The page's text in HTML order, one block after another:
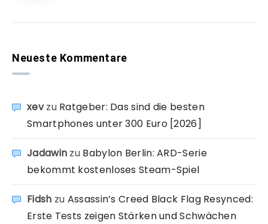
Neueste Kommentare
xevzu Ratgeber: Das sind die besten
Smartphones unter 300 Euro [2026]
Jadawin zu Babylon Berlin: ARD-Serie
bekommt kostenloses Steam-Spiel
Fidsh zu Assassin’s Creed Black Flag Resynced:
Erste Tests zeigen Stärken und Schwächen